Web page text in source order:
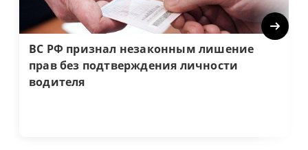
ВС РФ признал незаконным лишение
прав без подтверждения личности
водителя
Next